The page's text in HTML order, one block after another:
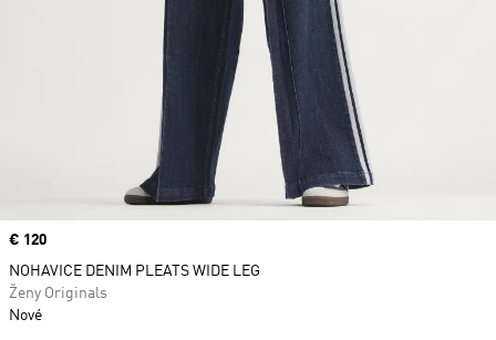
Price
€ 120
NOHAVICE DENIM PLEATS WIDE LEG
Ženy Originals
Nové